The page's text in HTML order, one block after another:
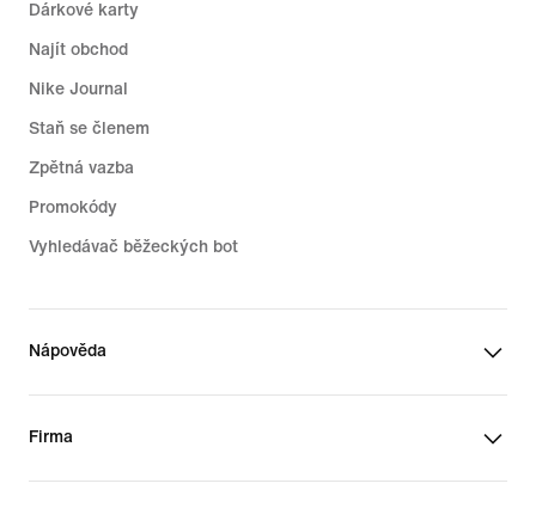
Dárkové karty
Najít obchod
Nike Journal
Staň se členem
Zpětná vazba
Promokódy
Vyhledávač běžeckých bot
Nápověda
Firma